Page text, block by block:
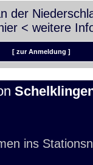
der
hier < weitere
[ zur Anmeldung ]
ins